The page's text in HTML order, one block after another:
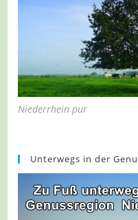
Niederrhein pur
Unterwegs in der